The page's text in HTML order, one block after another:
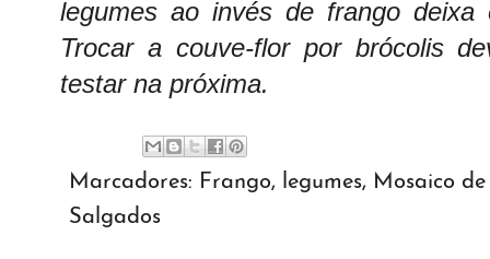
legumes ao invés de frango deixa
Trocar a couve-flor por brócolis
testar na próxima.
Marcadores: Frango, legumes, Mosaico
Salgados